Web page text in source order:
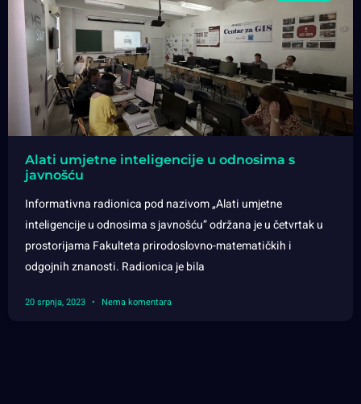
Alati umjetne inteligencije u odnosima s
javnošću
Informativna radionica pod nazivom „Alati umjetne
inteligencije u odnosima s javnošću” održana je u četvrtak u
prostorijama Fakulteta prirodoslovno-matematičkih i
odgojnih znanosti. Radionica je bila
20 srpnja, 2023 Nema komentara